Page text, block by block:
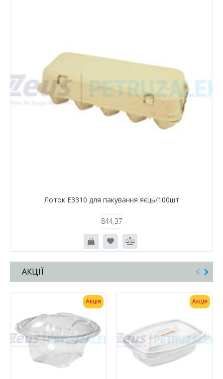
Лоток Е3310 для пакування яєць/100шт
844,37
АКЦІЇ
Акція Акція